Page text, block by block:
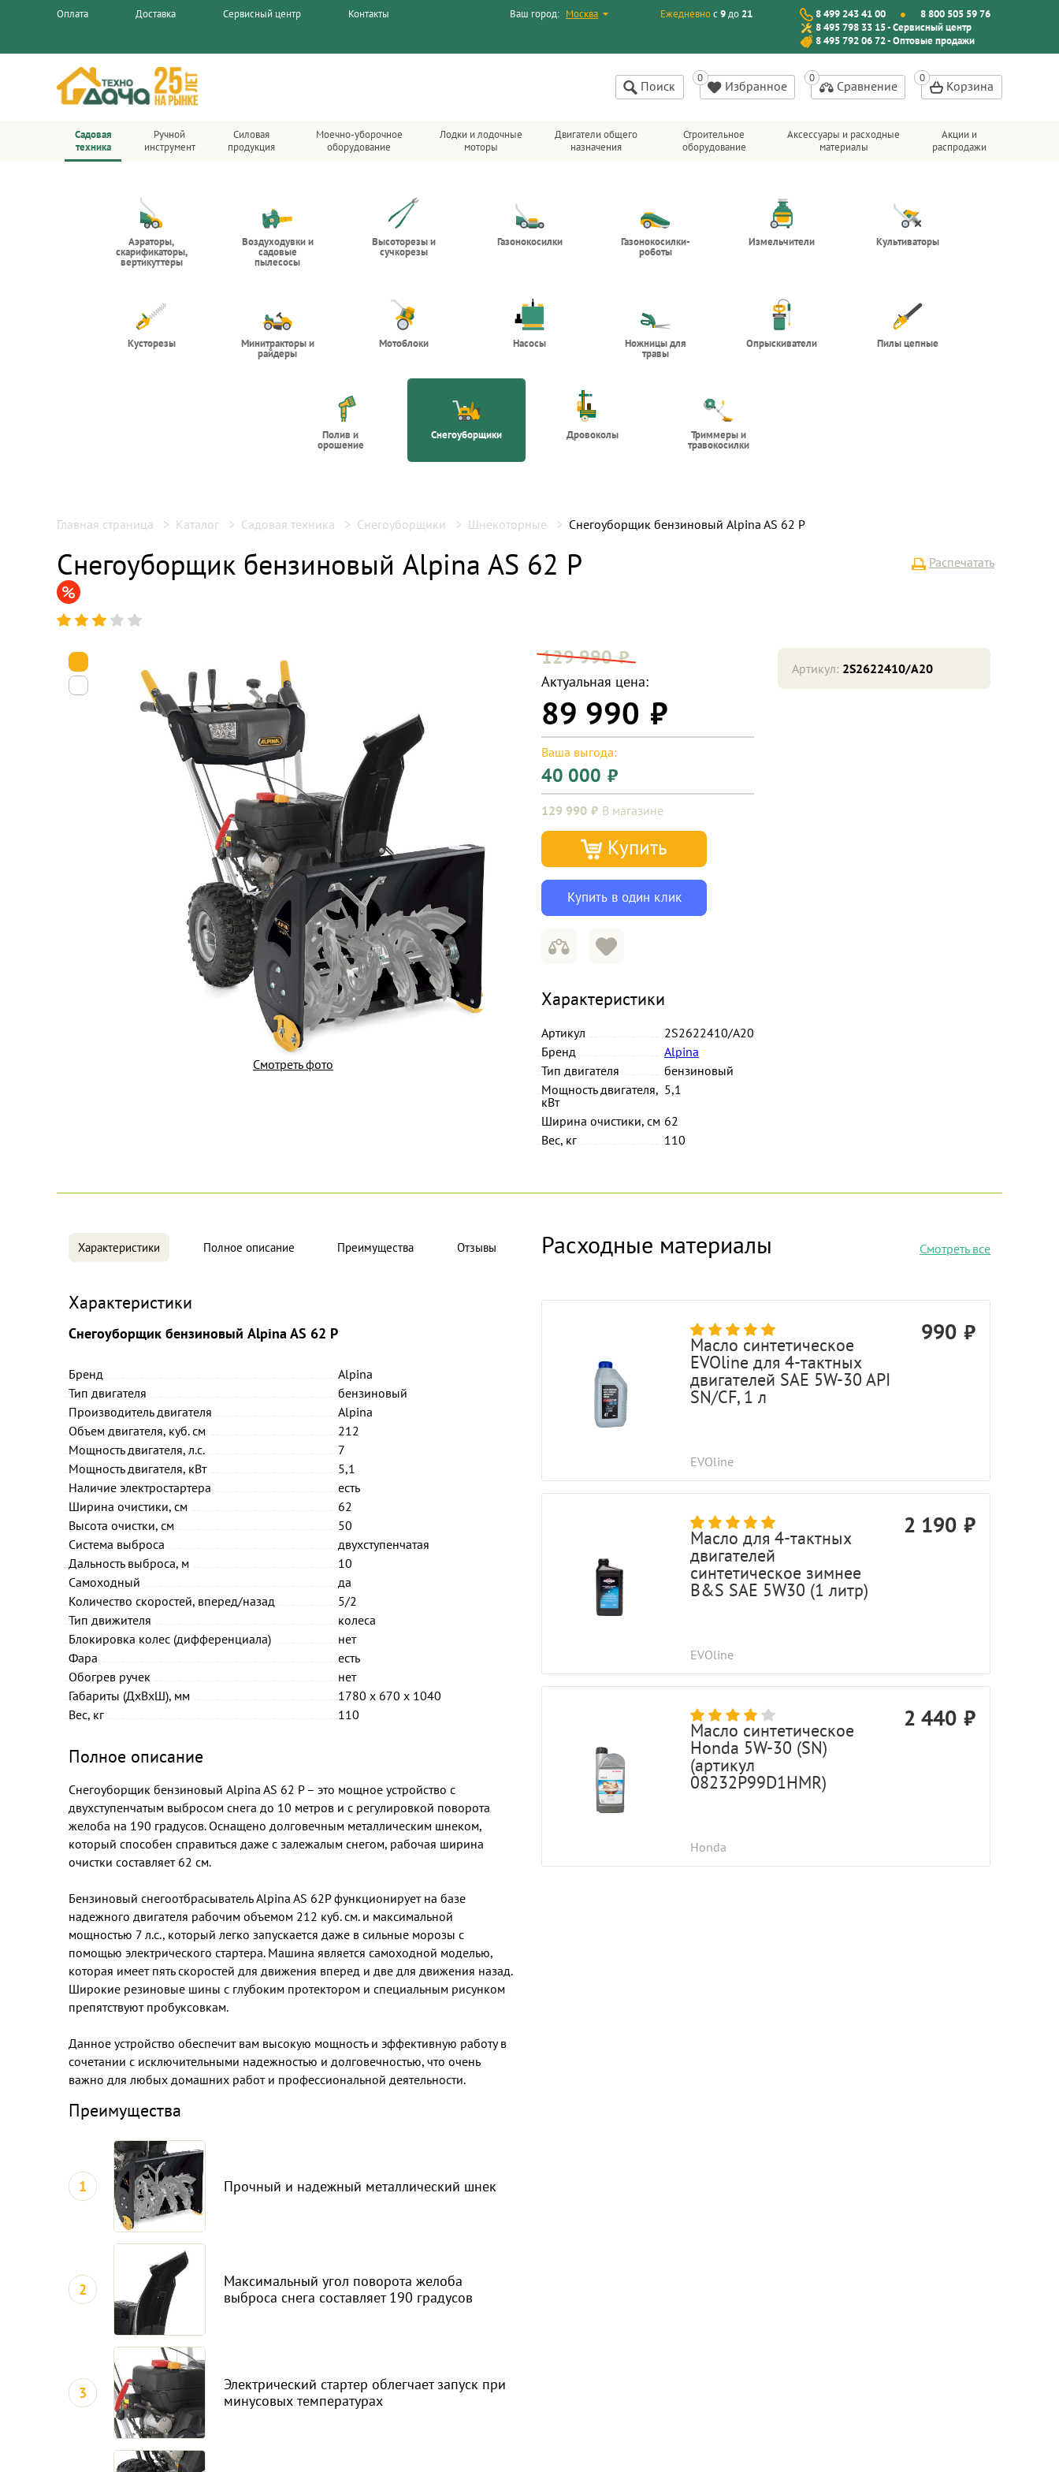
Оплата Доставка Сервисный центр Контакты Ваш город: Москва Ежедневнос9до 21 8 499 243 41 00
8 800 505 59 76
8 495 798 33 15 - Сервисный центр
8 495 792 06 72 - Оптовые продажи
Поиск Избранное Сравнение Корзина
Садовая
техника
Ручной
инструмент
Силовая
продукция
Моечно-уборочное
оборудование
Лодки и лодочные
моторы
Двигатели общего
назначения
Строительное
оборудование
Аксессуары и расходные
материалы
Акции и
распродажи
Аэраторы,
скарификаторы,
вертикуттеры
Воздуходувки и
садовые
пылесосы
Высоторезы и
сучкорезы
Газонокосилки Газонокосилки-
роботы
Измельчители Культиваторы
Кусторезы Минитракторы и
райдеры
Мотоблоки Насосы Ножницы для
травы
Опрыскиватели Пилы цепные
Полив и
орошение
Снегоуборщики Дровоколы Триммеры и
травокосилки
Главная страница Каталог Садовая техника Снегоуборщики Шнекоторные Снегоуборщик бензиновый Alpina AS 62 P
Снегоуборщик бензиновый Alpina AS 62 P Распечатать
Смотреть фото
Актуальная цена:
89 990
129 990 В магазине
129 990
Ваша выгода:
40 000
Купить
Купить в один клик
Характеристики
Артикул
2S2622410/A20
Бренд
Alpina
Тип двигателя
бензиновый
Мощность двигателя,
кВт
5,1
Ширина очистики, см 62
Вес, кг
110
Артикул: 2S2622410/A20
Характеристики Полное описание Преимущества Отзывы
Характеристики
Снегоуборщик бензиновый Alpina AS 62 P
Бренд
Alpina
Тип двигателя
бензиновый
Производитель двигателя
Alpina
Объем двигателя, куб. см
212
Мощность двигателя, л.с.
7
Мощность двигателя, кВт
5,1
Наличие электростартера
есть
Ширина очистики, см
62
Высота очистки, см
50
Система выброса
двухступенчатая
Дальность выброса, м
10
Самоходный
да
Количество скоростей, вперед/назад
5/2
Тип движителя
колеса
Блокировка колес (дифференциала)
нет
Фара
есть
Обогрев ручек
нет
Габариты (ДхВхШ), мм
1780 x 670 x 1040
Вес, кг
110
Полное описание
Снегоуборщик бензиновый Alpina AS 62 P – это мощное устройство с
двухступенчатым выбросом снега до 10 метров и с регулировкой поворота
желоба на 190 градусов. Оснащено долговечным металлическим шнеком,
который способен справиться даже с залежалым снегом, рабочая ширина
очистки составляет 62 см.
Бензиновый снегоотбрасыватель Alpina AS 62P функционирует на базе
надежного двигателя рабочим объемом 212 куб. см. и максимальной
мощностью 7 л.с., который легко запускается даже в сильные морозы с
помощью электрического стартера. Машина является самоходной моделью,
которая имеет пять скоростей для движения вперед и две для движения назад.
Широкие резиновые шины с глубоким протектором и специальным рисунком
препятствуют пробуксовкам.
Данное устройство обеспечит вам высокую мощность и эффективную работу в
сочетании с исключительными надежностью и долговечностью, что очень
важно для любых домашних работ и профессиональной деятельности.
Преимущества
1 Прочный и надежный металлический шнек
2
Максимальный угол поворота желоба
выброса снега составляет 190 градусов
3
Электрический стартер облегчает запуск при
минусовых температурах
Расходные материалы Смотреть все
Масло синтетическое
EVOline для 4-тактных
двигателей SAE 5W-30 API
SN/CF, 1 л
EVOline
990
Масло для 4-тактных
двигателей
синтетическое зимнее
B&S SAE 5W30 (1 литр)
EVOline
2 190
Масло синтетическое
Honda 5W-30 (SN)
(артикул
08232P99D1HMR)
Honda
2 440